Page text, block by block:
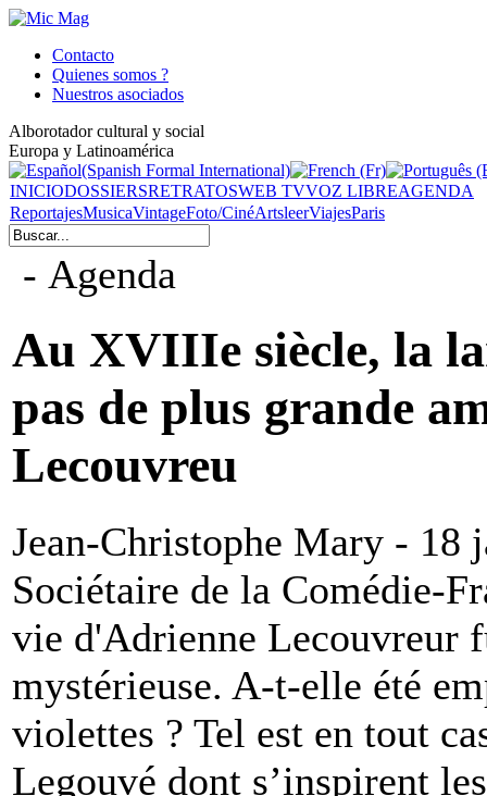
Contacto
Quienes somos ?
Nuestros asociados
Alborotador cultural y social
Europa y Latinoamérica
INICIODOSSIERSRETRATOSWEB TVVOZ LIBREAGENDA
ReportajesMusicaVintageFoto/CinéArtsleerViajesParis
- Agenda
Au XVIIIe siècle, la
pas de plus grande
Lecouvreu
Jean-Christophe Mary - 18
Sociétaire de la Comédie-
vie d'Adrienne Lecouvreur
mystérieuse. A-t-elle été
violettes ? Tel est en tout
Legouvé dont s’inspirent